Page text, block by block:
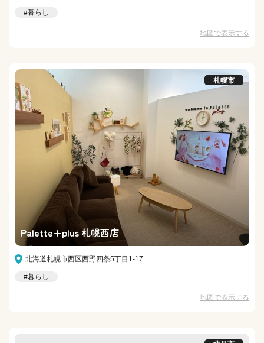
#暮らし
地図で表示する
札幌市
Palette+plus 札幌西店
北海道札幌市西区西野四条5丁目1-17
#暮らし
地図で表示する